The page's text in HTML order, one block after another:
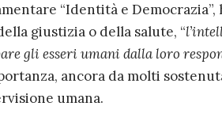
“Identità e
giustizia o della salute, “
gli esseri umani dalla loro
ancora da molti
umana.